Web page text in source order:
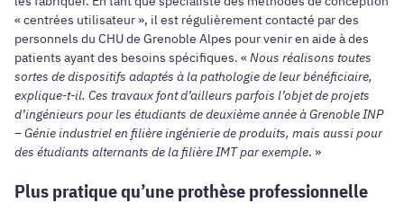
« centrées utilisateur », il est régulièrement contacté par des
personnels du CHU de Grenoble Alpes pour venir en aide à des
patients ayant des besoins spécifiques. «Nous réalisons toutes
sortes de dispositifs adaptés à la pathologie de leur bénéficiaire,
explique-t-il. Ces travaux font d’ailleurs parfois l’objet de projets
d’ingénieurs pour les étudiants de deuxième année à Grenoble INP
– Génie industriel en filière ingénierie de produits, mais aussi pour
des étudiants alternants de la filière IMT par exemple. »
Plus pratique qu’une prothèse professionnelle